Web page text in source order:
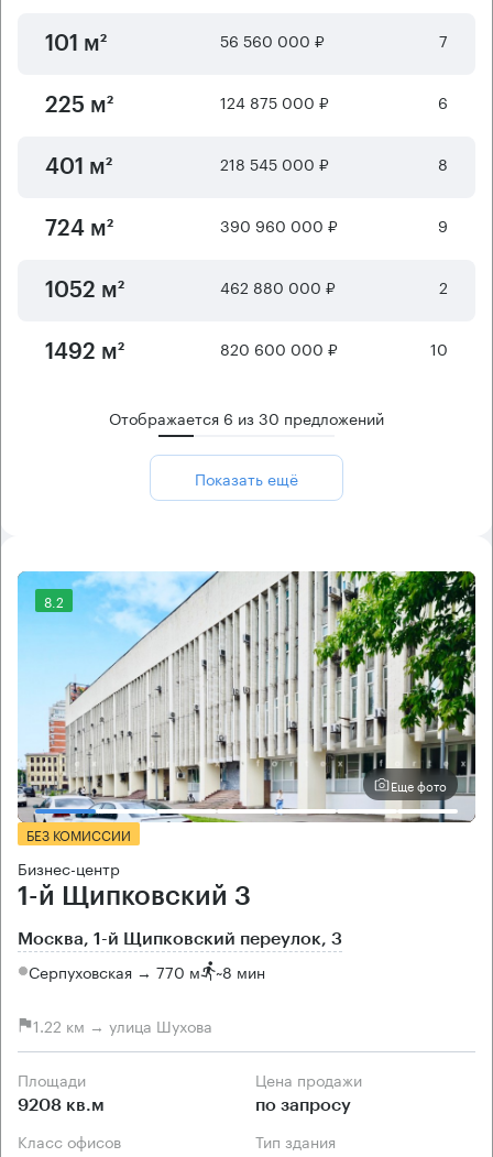
101 м² 56 560 000 ₽ 7
225 м² 124 875 000 ₽ 6
401 м² 218 545 000 ₽ 8
724 м² 390 960 000 ₽ 9
1052 м² 462 880 000 ₽ 2
1492 м² 820 600 000 ₽ 10
Отображается 6 из30 предложений
Показать ещё
8.2
Еще фото
БЕЗ КОМИССИИ
Бизнес-центр
1-й Щипковский 3
Москва, 1-й Щипковский переулок, 3
Серпуховская → 770 м ~8 мин
1.22 км → улица Шухова
Площади
9208 кв.м
Цена продажи
по запросу
Класс офисов Тип здания